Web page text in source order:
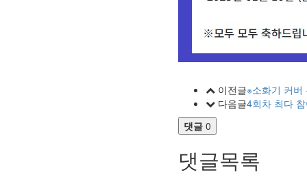
이전글※소화기 커버
다음글4회차 최다
댓글 0
댓글목록